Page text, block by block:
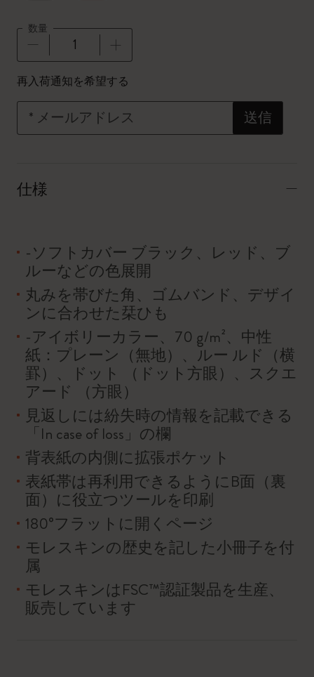
数量
数量が1に更新されました
再入荷通知を希望する
送信
* メールアドレス
仕様
-ソフトカバー ブラック、レッド、ブ
ルーなどの色展開
丸みを帯びた角、ゴムバンド、デザイ
ンに合わせた栞ひも
-アイボリーカラー、70 g/m²、中性
紙：プレーン（無地）、ルー ルド（横
罫）、ドット （ドット方眼）、スクエ
アード （方眼）
見返しには紛失時の情報を記載できる
「In case of loss」の欄
背表紙の内側に拡張ポケット
表紙帯は再利用できるようにB面（裏
面）に役立つツールを印刷
180°フラットに開くページ
モレスキンの歴史を記した小冊子を付
属
モレスキンはFSC™認証製品を生産、
販売しています